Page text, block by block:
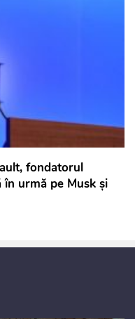
fondatorul
în urmă pe Musk şi